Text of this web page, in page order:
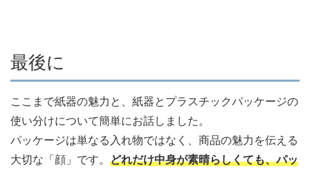
最後に
ここまで紙器の魅力と、紙器とプラスチックパッケージの
使い分けについて簡単にお話しました。
パッケージは単なる入れ物ではなく、商品の魅力を伝える
大切な「顔」です。 どれだけ中身が素晴らしくても、パッ